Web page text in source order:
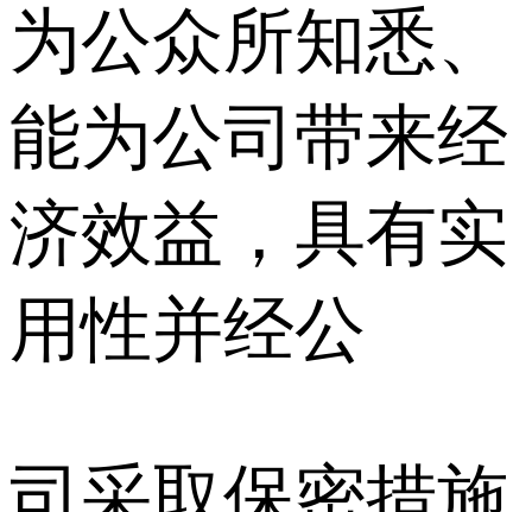
为公众所知悉、
能为公司带来经
济效益，具有实
用性并经公